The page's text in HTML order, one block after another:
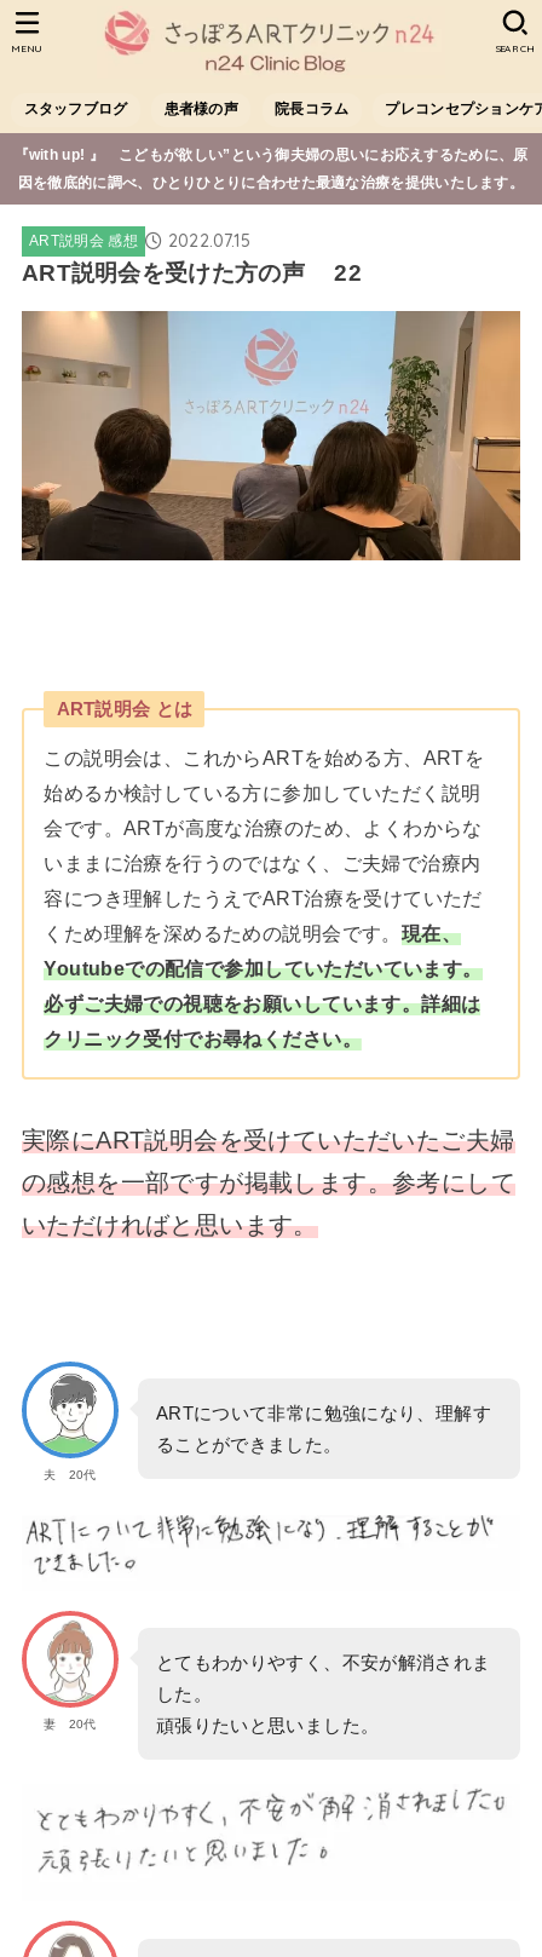
スタッフブログ 患者様の声 院長コラム プレコンセプションケ
SEARCH
MENU
『with up! 』 こどもが欲しい”という御夫婦の思いにお応えするために、原
因を徹底的に調べ、ひとりひとりに合わせた最適な治療を提供いたします。
ART説明会 感想 2022.07.15
ART説明会を受けた方の声 22
ART説明会 とは
この説明会は、これからARTを始める方、ARTを
始めるか検討している方に参加していただく説明
会です。ARTが高度な治療のため、よくわからな
いままに治療を行うのではなく、ご夫婦で治療内
容につき理解したうえでART治療を受けていただ
くため理解を深めるための説明会です。 現在、
Youtubeでの配信で参加していただいています。
必ずご夫婦での視聴をお願いしています。詳細は
クリニック受付でお尋ねください。
実際にART説明会を受けていただいたご夫婦
の感想を一部ですが掲載します。参考にして
いただければと思います。
夫 20代
ARTについて非常に勉強になり、理解す
ることができました。
妻 20代
とてもわかりやすく、不安が解消されま
した。
頑張りたいと思いました。